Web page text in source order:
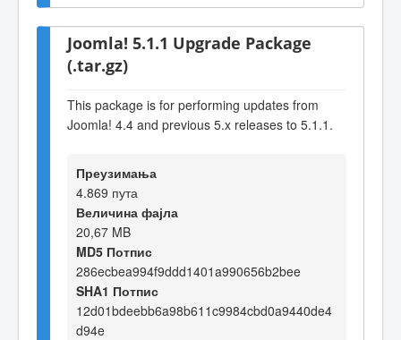
Joomla! 5.1.1 Upgrade Package
(.tar.gz)
This package is for performing updates from
Joomla! 4.4 and previous 5.x releases to 5.1.1.
Преузимања
4.869 пута
Величина фајла
20,67 MB
MD5 Потпис
286ecbea994f9ddd1401a990656b2bee
SHA1 Потпис
12d01bdeebb6a98b611c9984cbd0a9440de4
d94e